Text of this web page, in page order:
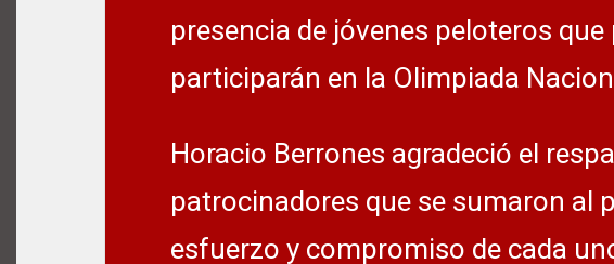
presencia de jóvenes peloteros
participarán en la Olimpiada
Horacio Berrones agradeció el
patrocinadores que se sumaron al
esfuerzo y compromiso de cada